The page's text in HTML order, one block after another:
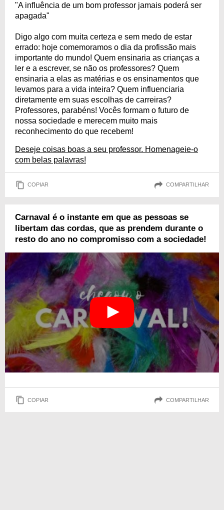
"A influência de um bom professor jamais poderá ser
apagada"
Digo algo com muita certeza e sem medo de estar
errado: hoje comemoramos o dia da profissão mais
importante do mundo! Quem ensinaria as crianças a
ler e a escrever, se não os professores? Quem
ensinaria a elas as matérias e os ensinamentos que
levamos para a vida inteira? Quem influenciaria
diretamente em suas escolhas de carreiras?
Professores, parabéns! Vocês formam o futuro de
nossa sociedade e merecem muito mais
reconhecimento do que recebem!
Deseje coisas boas a seu professor. Homenageie-o
com belas palavras!
COPIAR COMPARTILHAR
Carnaval é o instante em que as pessoas se
libertam das cordas, que as prendem durante o
resto do ano no compromisso com a sociedade!
COPIAR COMPARTILHAR